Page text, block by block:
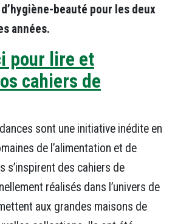
beauté pour les deux
années.
pour lire et
cahiers de
sont une initiative inédite en
de l’alimentation et de
s’inspirent des cahiers de
réalisés dans l’univers de
aux grandes maisons de